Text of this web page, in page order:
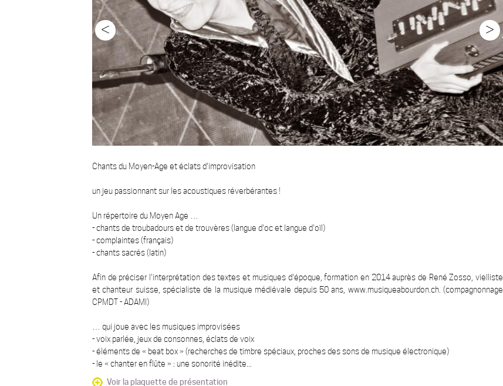
< >
Chants du Moyen-Age et éclats d'improvisation
un jeu passionnant sur les acoustiques réverbérantes !
Un répertoire du Moyen Age …
- chants de troubadours et de trouvères (langue d'oc et langue d'oïl)
- complaintes (français)
- chants sacrés (latin)
Afin de préciser l'interprétation des textes et musiques d'époque, formation en 2014 auprès de René Zosso, vielliste
et chanteur suisse, spécialiste de la musique médiévale depuis 50 ans, www.musiqueabourdon.ch. (compagnonnage
CPMDT - ADAMI)
… qui joue avec les musiques improvisées
- voix parlée, jeux de consonnes, éclats de voix
- éléments de « beat box » (recherches de timbre spéciaux, proches des sons de musique électronique)
- le « chanter en flûte » : une sonorité inédite...
Voir la plaquette de présentation